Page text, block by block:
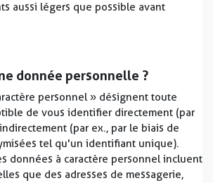
aussi légers que possible avant
donnée personnelle ?
personnel » désignent toute
de vous identifier directement (par
(par ex., par le biais de
tel qu'un identifiant unique).
données à caractère personnel incluent
que des adresses de messagerie,